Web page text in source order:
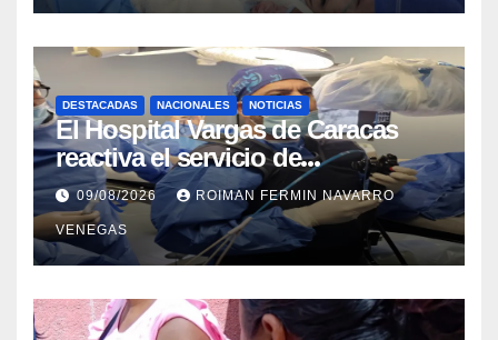
DESTACADAS NACIONALES NOTICIAS
El Hospital Vargas de Caracas
reactiva el servicio de
Colangiopancreatografía
Retrógrada Endoscópica para
beneficiar a cientos de pacientes
09/08/2026 ROIMAN FERMIN NAVARRO
VENEGAS